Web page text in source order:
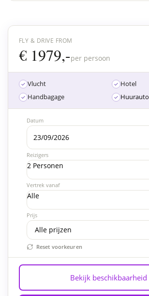
FLY & DRIVE FROM
€ 1979,-per persoon
Vlucht
Handbagage
Hotel
Huurauto
Reizigers
2 Personen
Vertrek vanaf
Alle
Prijs
Datum
Reset voorkeuren
Bekijk beschikbaarheid